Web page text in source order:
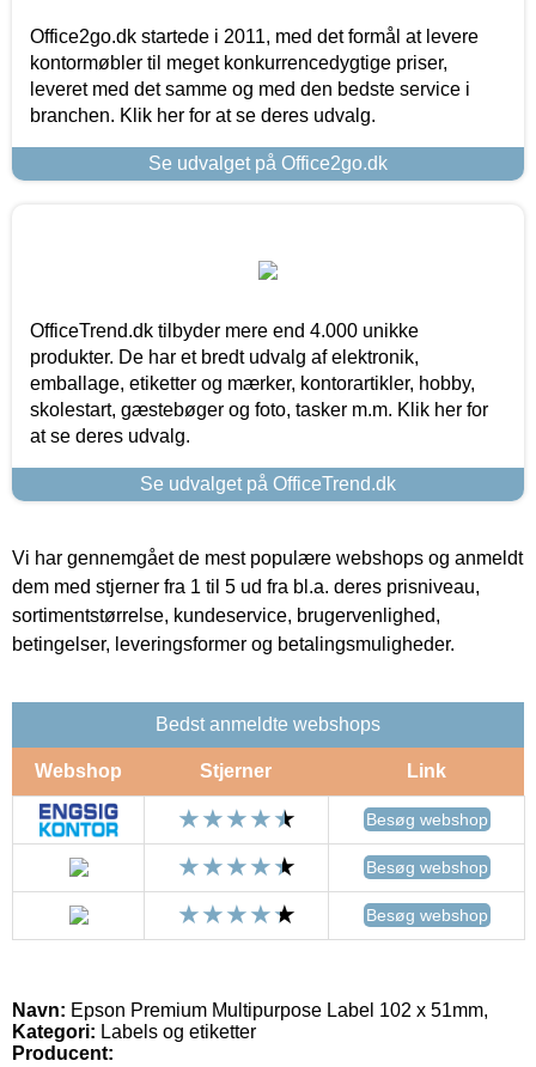
Office2go.dk startede i 2011, med det formål at levere
kontormøbler til meget konkurrencedygtige priser,
leveret med det samme og med den bedste service i
branchen. Klik her for at se deres udvalg.
Se udvalget på Office2go.dk
OfficeTrend.dk tilbyder mere end 4.000 unikke
produkter. De har et bredt udvalg af elektronik,
emballage, etiketter og mærker, kontorartikler, hobby,
skolestart, gæstebøger og foto, tasker m.m. Klik her for
at se deres udvalg.
Se udvalget på OfficeTrend.dk
Vi har gennemgået de mest populære webshops og anmeldt
dem med stjerner fra 1 til 5 ud fra bl.a. deres prisniveau,
sortimentstørrelse, kundeservice, brugervenlighed,
betingelser, leveringsformer og betalingsmuligheder.
Bedst anmeldte webshops
Webshop Stjerner Link
Besøg webshop
Besøg webshop
Besøg webshop
Navn: Epson Premium Multipurpose Label 102 x 51mm,
Kategori: Labels og etiketter
Producent: